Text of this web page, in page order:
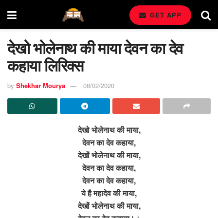
GET APP
देखो भोलेनाथ की माया देवन का देव
कहाया लिरिक्स
by Shekhar Mourya 08/02/2020
देखो भोलेनाथ की माया,
देवन का देव कहाया,
देखों भोलेनाथ की माया,
देवन का देव कहाया,
देवन का देव कहाया,
ये है महादेव की माया,
देखों भोलेनाथ की माया,